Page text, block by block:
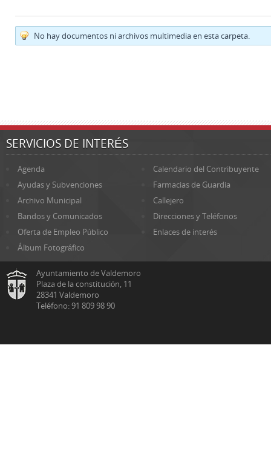
No hay documentos ni archivos multimedia en esta carpeta.
SERVICIOS DE INTERÉS
Agenda
Calendario del Contribuyente
Ayudas y Subvenciones
Farmacias de Guardia
Archivo Municipal
Callejero
Bandos y Comunicados
Direcciones y Teléfonos
Oferta de Empleo Público
Enlaces de interés
Álbum Fotográfico
Ayuntamiento de Valdemoro
Plaza de la constitución, 11
28341 Valdemoro
Teléfono: 91 809 98 90